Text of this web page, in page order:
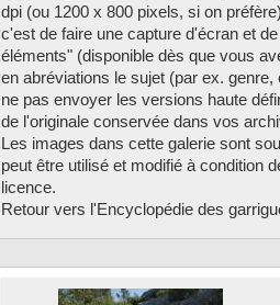
dpi (ou 1200 x 800 pixels, si on
c'est de faire une capture d'écran et
éléments" (disponible dès que vous
en abréviations le sujet (par ex.
ne pas envoyer les versions haute
de l'originale conservée dans vos
Les images dans cette galerie sont
peut être utilisé et modifié à condition
licence.
Retour vers l'Encyclopédie des